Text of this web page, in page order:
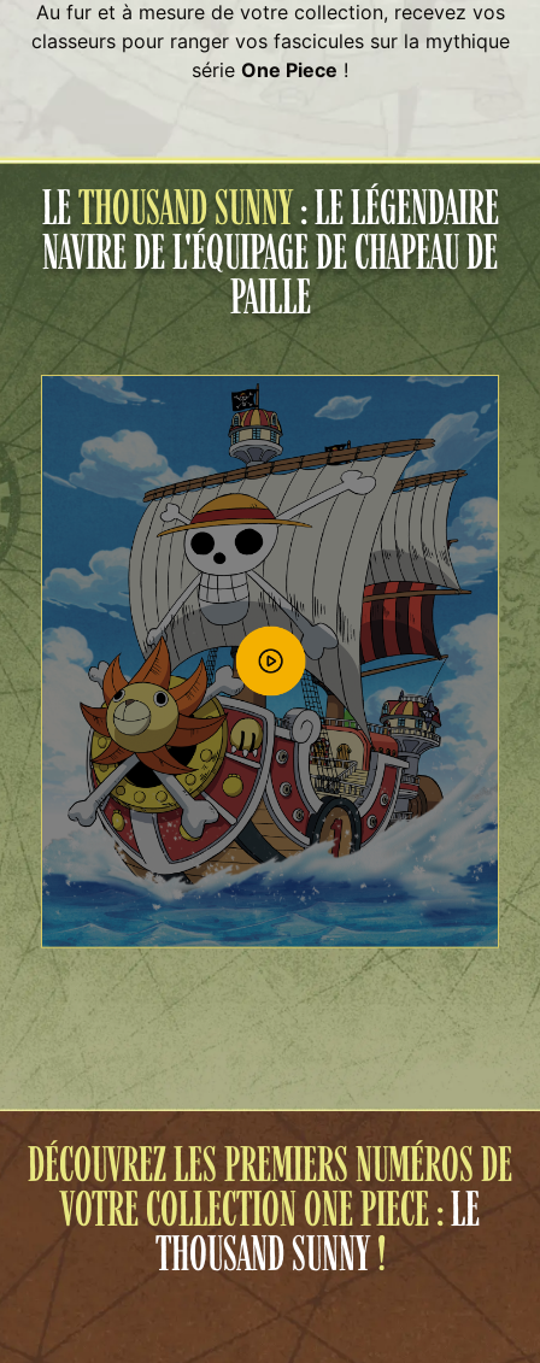
Au fur et à mesure de votre collection, recevez vos
classeurs pour ranger vos fascicules sur la mythique
série One Piece !
LETHOUSAND SUNNY: LE LÉGENDAIRE
NAVIREDE L'ÉQUIPAGE DE CHAPEAU DE
PAILLE
DÉCOUVREZ LES PREMIERS NUMÉROS DE
VOTRECOLLECTION ONE PIECE :LE
THOUSAND SUNNY!